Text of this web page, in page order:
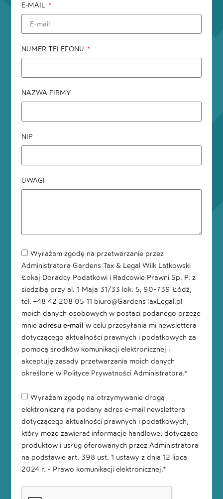
E-MAIL
NUMER TELEFONU
NAZWA FIRMY
NIP
UWAGI
Wyrażam zgodę na przetwarzanie przez
Administratora Gardens Tax & Legal Wilk Latkowski
Łokaj Doradcy Podatkowi i Radcowie Prawni Sp. P. z
siedzibą przy al. 1 Maja 31/33 lok. 5, 90-739 Łódź,
tel. +48 42 208 05 11 biuro@GardensTaxLegal.pl
moich danych osobowych w postaci podanego przeze
mnie adresu e-mail w celu przesyłania mi newslettera
dotyczącego aktualności prawnych i podatkowych za
pomocą środków komunikacji elektronicznej i
akceptuję zasady przetwarzania moich danych
określone w Polityce Prywatności Administratora.*
Wyrażam zgodę na otrzymywanie drogą
elektroniczną na podany adres e-mail newslettera
dotyczącego aktualności prawnych i podatkowych,
który może zawierać informacje handlowe, dotyczące
produktów i usług oferowanych przez Administratora
na podstawie art. 398 ust. 1 ustawy z dnia 12 lipca
2024 r. - Prawo komunikacji elektronicznej.*